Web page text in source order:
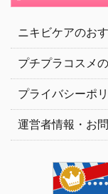
ニキビケアのお
プチプラコスメ
プライバシーポ
運営者情報・お